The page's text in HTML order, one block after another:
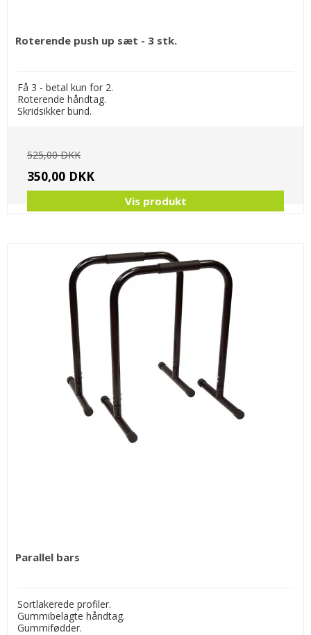
Roterende push up sæt - 3 stk.
Få 3 - betal kun for 2.
Roterende håndtag.
Skridsikker bund.
525,00 DKK
350,00 DKK
Vis produkt
Parallel bars
Sortlakerede profiler.
Gummibelagte håndtag.
Gummifødder.